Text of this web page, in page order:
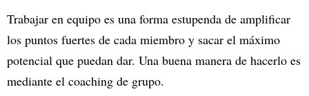
Trabajar en equipo es una forma estupenda de amplificar
los puntos fuertes de cada miembro y sacar el máximo
potencial que puedan dar. Una buena manera de hacerlo es
mediante el coaching de grupo.